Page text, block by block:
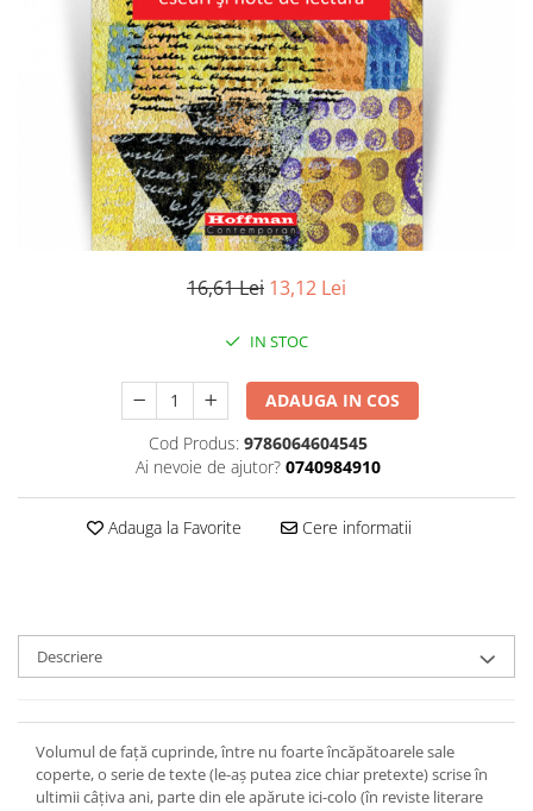
Literatura
Contemporana
Universala
Universala
Non-fictiune
Publicistica / Reportaje / Interviuri
Sociologie si filozofie
16,61 Lei 13,12 Lei
IN STOC
ADAUGA IN COS
Cod Produs: 9786064604545
Ai nevoie de ajutor? 0740984910
Adauga la Favorite Cere informatii
Descriere
Volumul de față cuprinde, între nu foarte încăpătoarele sale
coperte, o serie de texte (le-aș putea zice chiar pretexte) scrise în
ultimii câțiva ani, parte din ele apărute ici-colo (în reviste literare